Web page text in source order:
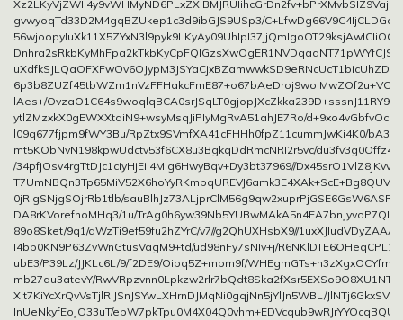
gvwyoqTd33D2M4gqBZUkep1c3d9ibGJS9USp3/
lAes+/
ytlZMzxkX0gEWXXtqiN9+wsyMsqJiPIyMgRvA51ahJE7Ro/
l09q677fjpm9fWY3Bu/RpZtx9SVmfXA41cFHHh0fpZ11cummJwKi4K0/
mt5KObNvN198kpwUdctv53f6CX8u3BgkqDdRmcNRI2r5vc/
/34pfjOsv4rgTtDJc1ciyHjEiI4MIg6HwyBqv+Dy3bt37969//
0jRigSNjgSOjrRb1tlb/
DA8rKVorefhoMHq3/1u/
89o8Sket/9q1/dWzTi9ef59fu2hZYrC/v7//g2QhUXHsbX9//
I4bp0KN9P63ZvWnGtusVagM9+td/ud98nFy7sNIv+j/
ubE3/P39Lz/JJKLc6L/9/f2DE9/Oibq5Z+mpm9f/
mb27du3atevY/
Xit7KiYcXrQvVsTjlRIJSnJSYwLXHrnDJMqNi0gqjNn5jYlJn5WBL/
InUeNkyfEoJO33uT/